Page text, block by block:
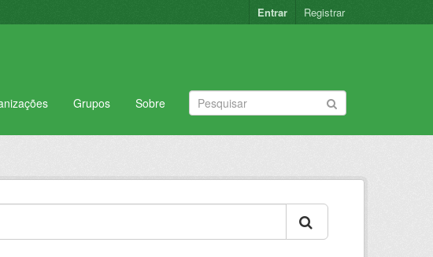
Entrar Registrar
Grupos Sobre